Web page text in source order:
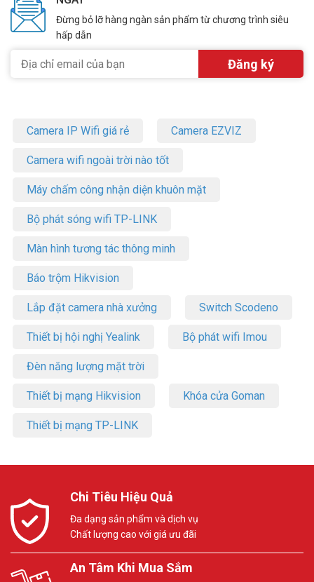
Đừng bỏ lỡ hàng ngàn sản phẩm từ chương trình siêu
hấp dẫn
Camera IP Wifi giá rẻ Camera EZVIZ
Camera wifi ngoài trời nào tốt
Máy chấm công nhận diện khuôn mặt
Bộ phát sóng wifi TP-LINK
Màn hình tương tác thông minh
Báo trộm Hikvision
Lắp đặt camera nhà xưởng Switch Scodeno
Thiết bị hội nghị Yealink Bộ phát wifi Imou
Đèn năng lượng mặt trời
Thiết bị mạng Hikvision Khóa cửa Goman
Thiết bị mạng TP-LINK
Chi Tiêu Hiệu Quả
Đa dạng sản phẩm và dịch vụ
Chất lượng cao với giá ưu đãi
An Tâm Khi Mua Sắm